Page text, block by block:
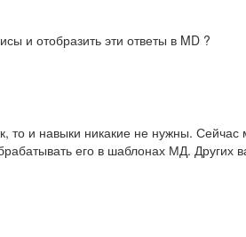
и отобразить эти ответы в MD ?
то и навыки никакие не нужны.
его в шаблонах МД. Других